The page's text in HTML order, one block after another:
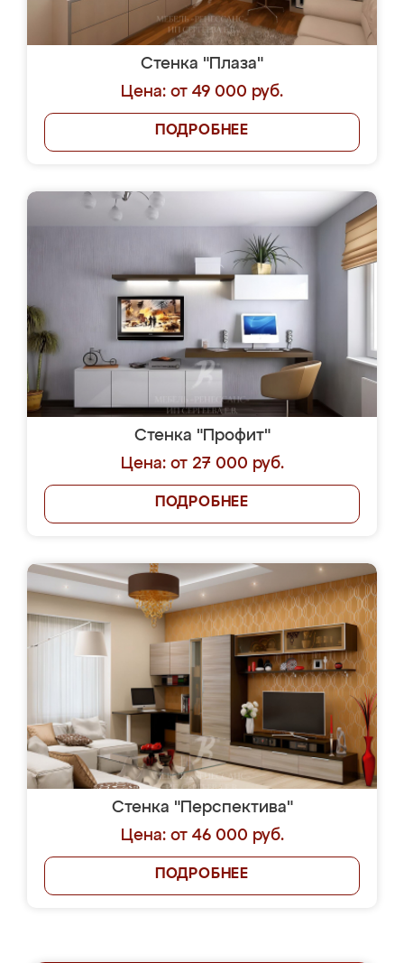
Стенка "Плаза"
Цена: от 49 000 руб.
ПОДРОБНЕЕ
Стенка "Профит"
Цена: от 27 000 руб.
ПОДРОБНЕЕ
Стенка "Перспектива"
Цена: от 46 000 руб.
ПОДРОБНЕЕ